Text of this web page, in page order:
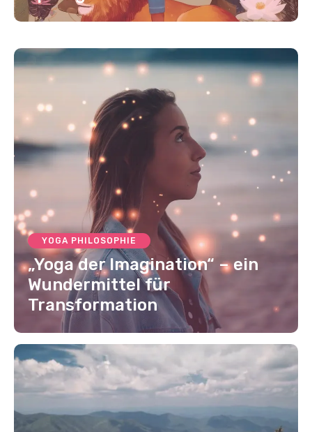
YOGA PHILOSOPHIE
„Yoga der Imagination“ – ein
Wundermittel für
Transformation